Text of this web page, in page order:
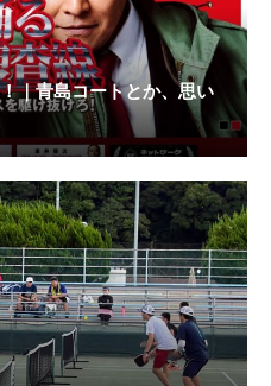
｜青島コートとか、思い